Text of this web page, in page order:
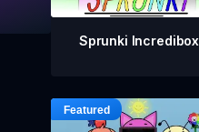
Sprunki Incredibox